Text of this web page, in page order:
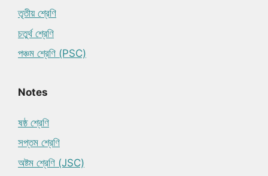
তৃতীয় শ্রেণি
চতুর্থ শ্রেণি
পঞ্চম শ্রেণি (PSC)
Notes
ষষ্ঠ শ্রেণি
সপ্তম শ্রেণি
অষ্টম শ্রেণি (JSC)